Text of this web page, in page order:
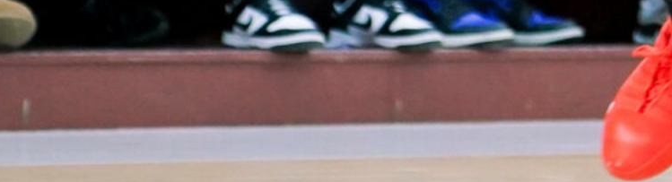
EM-kisoihin –
avausottelu
torstaina